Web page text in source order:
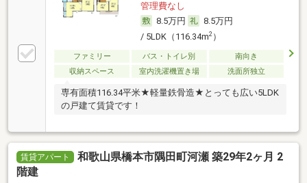
管理費なし
8.5万円
8.5万円
/ 5LDK（116.34m2）
ファミリー バス・トイレ別
南向き
収納スペース
室内洗濯機置き場 洗面所独立
専有面積116.34平米★軽量鉄骨造★とっても広い5LDK
の戸建て賃貸です！
賃貸アパート
和歌山県橋本市隅田町河瀬 築29年2ヶ月 2
階建